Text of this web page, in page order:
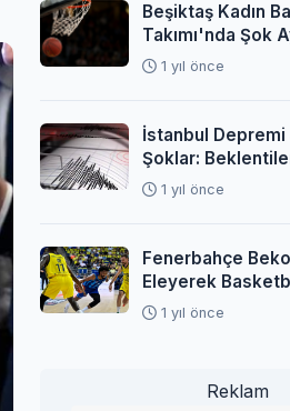
Beşiktaş Kadın
Takımı'nda Şok
Oyuncuyla Yollar
1 yıl önce
İstanbul Depremi
Şoklar:
1 yıl önce
Fenerbahçe
Eleyerek
Finaline Yükseldi
1 yıl önce
Reklam